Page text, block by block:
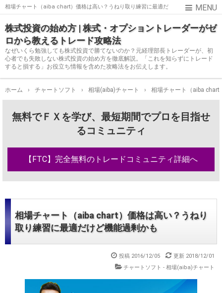
相場チャート（aiba chart）価格は高い？うねり取り練習に最適だ
株式投資の始め方 | 株式・オプショントレーダーがゼ
ロから教えるトレード攻略法
なぜいくら勉強しても株式投資で勝てないのか？元経理部長トレーダーが、初
心者でも失敗しない株式投資の始め方を徹底解説。「これを知らずにトレード
すると損する」お役立ち情報を含めた攻略法をお伝えします。
ホーム › チャートソフト › 相場(aiba)チャート › 相場チャート（aiba chart
無料でＦＸを学び、最短期間でプロを目指せ
るコミュニティ
【FTC】完全無料のトレードコミュニティ詳細へ
相場チャート（aiba chart）価格は高い？うねり
取り練習に最適だけど機能過剰かも
投稿 2016/12/05
更新 2018/12/01
チャートソフト - 相場(aiba)チャート